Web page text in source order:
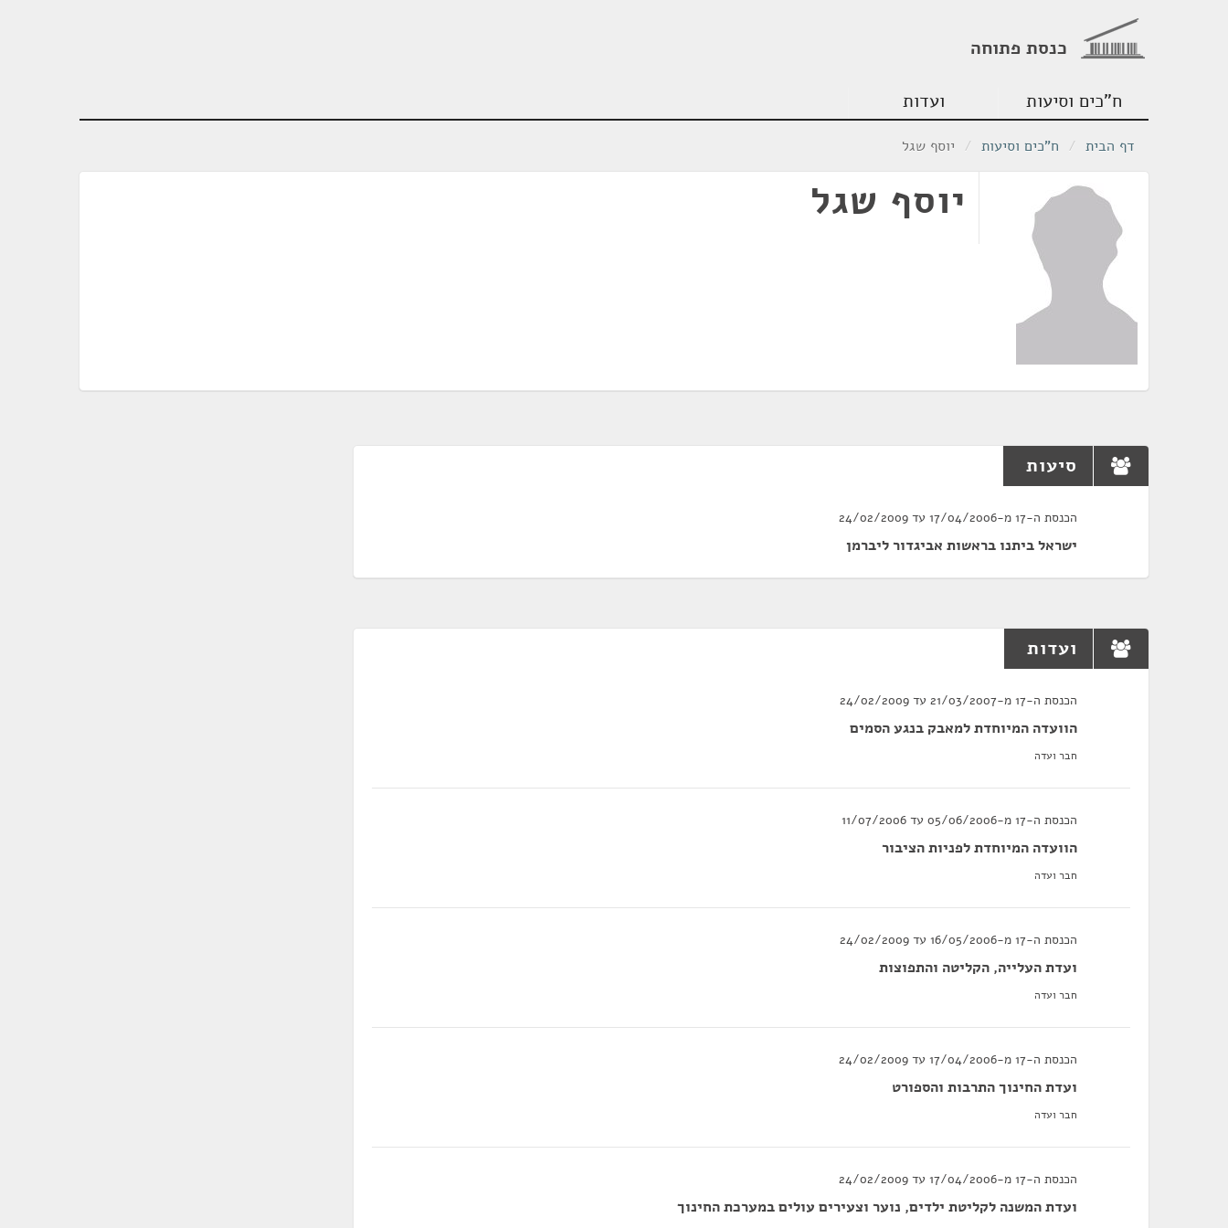
כנסת פתוחה
ח"כים וסיעות ועדות
דף הבית / ח"כים וסיעות / יוסף שגל
יוסף שגל
סיעות
הכנסת ה-17 מ-17/04/2006 עד 24/02/2009
ישראל ביתנו בראשות אביגדור ליברמן
ועדות
הכנסת ה-17 מ-21/03/2007 עד 24/02/2009
הוועדה המיוחדת למאבק בנגע הסמים
חבר ועדה
הכנסת ה-17 מ-05/06/2006 עד 11/07/2006
הוועדה המיוחדת לפניות הציבור
חבר ועדה
הכנסת ה-17 מ-16/05/2006 עד 24/02/2009
ועדת העלייה, הקליטה והתפוצות
חבר ועדה
הכנסת ה-17 מ-17/04/2006 עד 24/02/2009
ועדת החינוך התרבות והספורט
חבר ועדה
הכנסת ה-17 מ-17/04/2006 עד 24/02/2009
ועדת המשנה לקליטת ילדים, נוער וצעירים עולים במערכת החינוך